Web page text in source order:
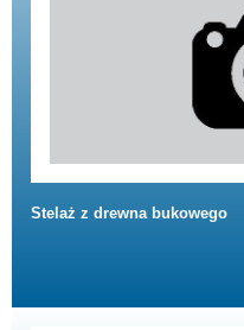
Stelaż z drewna bukowego